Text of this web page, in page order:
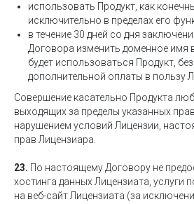
использовать Продукт, как
исключительно в пределах его
в течение 30 дней со дня
Договора изменить доменное имя
будет использоваться Продукт,
дополнительной оплаты в пользу
Совершение касательно Продукта
выходящих за пределы указанных
нарушением условий Лицензии,
прав Лицензиара.
23. По настоящему Договору не
хостинга данных Лицензиата, услуги
на веб-сайт Лицензиата (за